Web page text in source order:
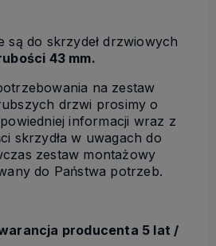
są do skrzydeł drzwiowych
43 mm.
na zestaw
drzwi prosimy o
informacji wraz z
skrzydła w uwagach do
zestaw montażowy
do Państwa potrzeb.
producenta 5 lat /